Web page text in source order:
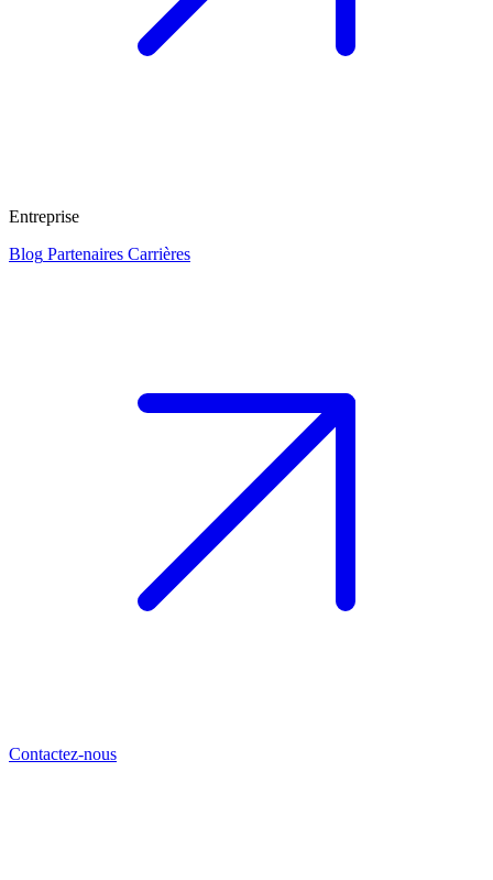
Entreprise
Blog Partenaires Carrières
Contactez-nous